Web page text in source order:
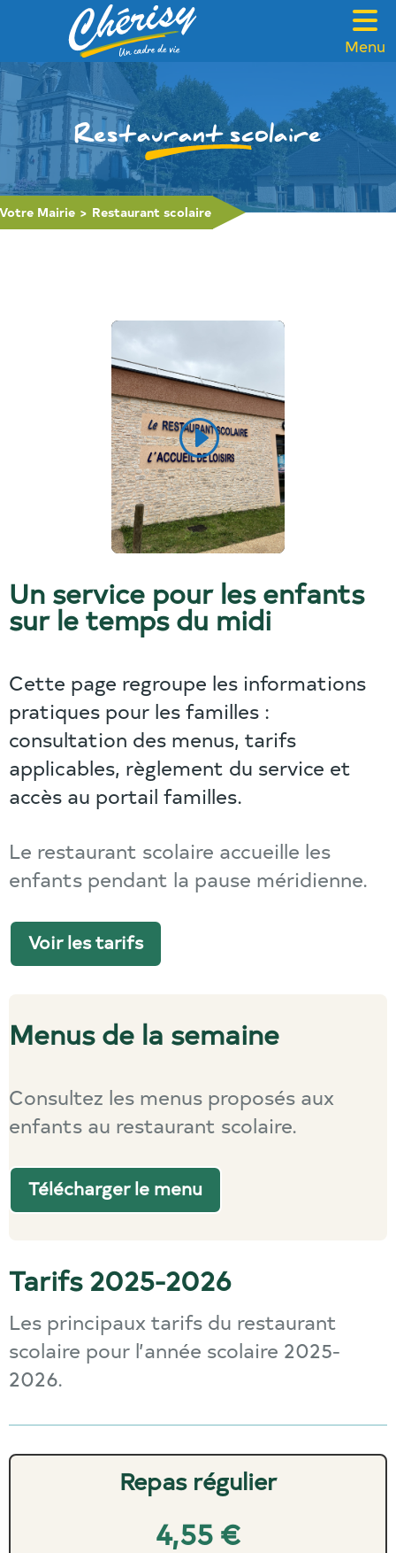
Menu
VOTRE MAIRIE
CADRE DE VIE
FAMILLE & SOLIDARITÉ
LOISIRS & TOURISME
CONTACT
Restaurant scolaire
Votre Mairie > Restaurant scolaire
Un service pour les enfants
sur le temps du midi
Cette page regroupe les informations
pratiques pour les familles :
consultation des menus, tarifs
applicables, règlement du service et
accès au portail familles.
Le restaurant scolaire accueille les
enfants pendant la pause méridienne.
Voir les tarifs
Menus de la semaine
Consultez les menus proposés aux
enfants au restaurant scolaire.
Télécharger le menu
Tarifs 2025-2026
Les principaux tarifs du restaurant
scolaire pour l’année scolaire 2025-
2026.
Repas régulier
4,55 €